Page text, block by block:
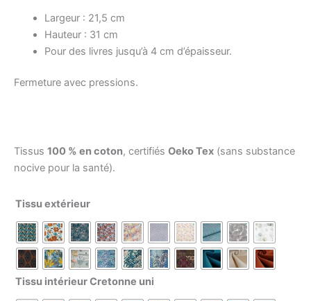
Largeur : 21,5 cm
Hauteur : 31 cm
Pour des livres jusqu’à 4 cm d’épaisseur.
Fermeture avec pressions.
Tissus 100 % en coton, certifiés Oeko Tex (sans substance
nocive pour la santé).
Tissu extérieur
Tissu intérieur Cretonne uni